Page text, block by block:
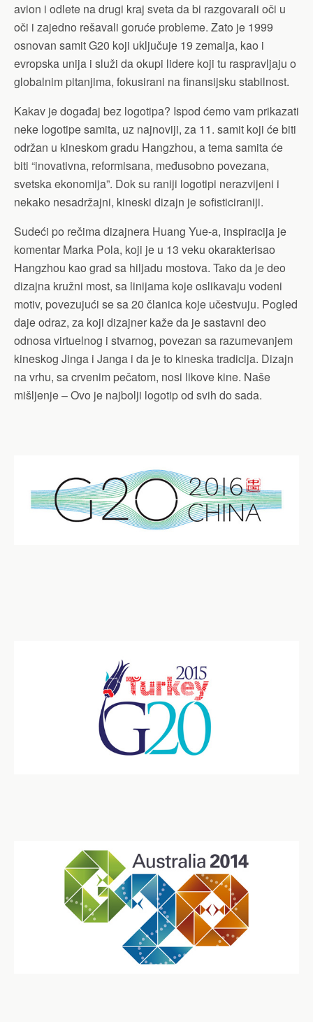
avion i odlete na drugi kraj sveta da bi razgovarali oči u
oči i zajedno rešavali goruće probleme. Zato je 1999
osnovan samit G20 koji uključuje 19 zemalja, kao i
evropska unija i služi da okupi lidere koji tu raspravljaju o
globalnim pitanjima, fokusirani na finansijsku stabilnost.
Kakav je događaj bez logotipa? Ispod ćemo vam prikazati
neke logotipe samita, uz najnoviji, za 11. samit koji će biti
održan u kineskom gradu Hangzhou, a tema samita će
biti “inovativna, reformisana, međusobno povezana,
svetska ekonomija”. Dok su raniji logotipi nerazvijeni i
nekako nesadržajni, kineski dizajn je sofisticiraniji.
Sudeći po rečima dizajnera Huang Yue-a, inspiracija je
komentar Marka Pola, koji je u 13 veku okarakterisao
Hangzhou kao grad sa hiljadu mostova. Tako da je deo
dizajna kružni most, sa linijama koje oslikavaju vodeni
motiv, povezujući se sa 20 članica koje učestvuju. Pogled
daje odraz, za koji dizajner kaže da je sastavni deo
odnosa virtuelnog i stvarnog, povezan sa razumevanjem
kineskog Jinga i Janga i da je to kineska tradicija. Dizajn
na vrhu, sa crvenim pečatom, nosi likove kine. Naše
mišljenje – Ovo je najbolji logotip od svih do sada.